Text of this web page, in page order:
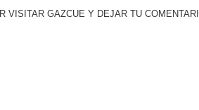
VISITAR GAZCUE Y DEJAR TU